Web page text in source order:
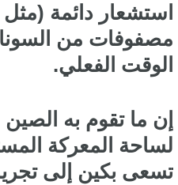
مصفوفات من
الوقت الفعلي.
إن ما تقوم به
لساحة المعركة
تسعى بكين إلى تجريد